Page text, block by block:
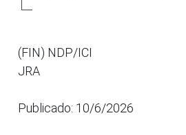
(FIN) NDP/ICI
JRA
Publicado: 10/6/2026